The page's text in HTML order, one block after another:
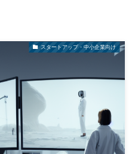
スタートアップ・中小企業向け